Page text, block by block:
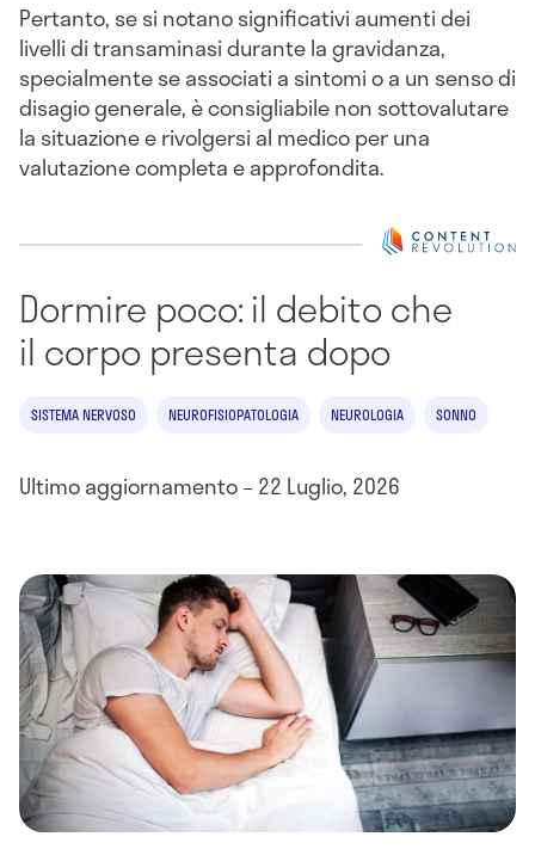
Pertanto, se si notano significativi aumenti dei
livelli di transaminasi durante la gravidanza,
specialmente se associati a sintomi o a un senso di
disagio generale, è consigliabile non sottovalutare
la situazione e rivolgersi al medico per una
valutazione completa e approfondita.
Dormire poco: il debito che
il corpo presenta dopo
SISTEMA NERVOSO NEUROFISIOPATOLOGIA NEUROLOGIA SONNO
Ultimo aggiornamento – 22 Luglio, 2026